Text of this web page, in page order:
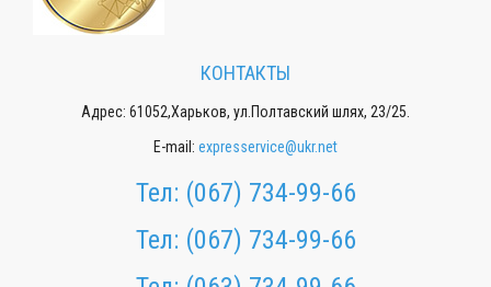
КОНТАКТЫ
Адрес: 61052,Харьков, ул.Полтавский шлях, 23/25.
E-mail: expresservice@ukr.net
Тел: (067) 734-99-66
Тел: (067) 734-99-66